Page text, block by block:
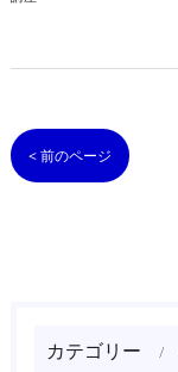
< 前のページ
カテゴリー